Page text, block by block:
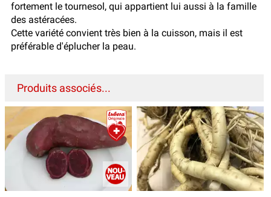
fortement le tournesol, qui appartient lui aussi à la famille
des astéracées.
Cette variété convient très bien à la cuisson, mais il est
préférable d'éplucher la peau.
Produits associés...